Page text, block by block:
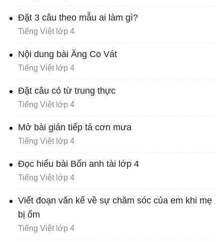
Đặt 3 câu theo mẫu ai làm gì?
Tiếng Việt lớp 4
Nội dung bài Ăng Co Vát
Tiếng Việt lớp 4
Đặt câu có từ trung thực
Tiếng Việt lớp 4
Mở bài gián tiếp tả cơn mưa
Tiếng Việt lớp 4
Đọc hiểu bài Bốn anh tài lớp 4
Tiếng Việt lớp 4
Viết đoạn văn kể về sự chăm sóc của em khi mẹ
bị ốm
Tiếng Việt lớp 4